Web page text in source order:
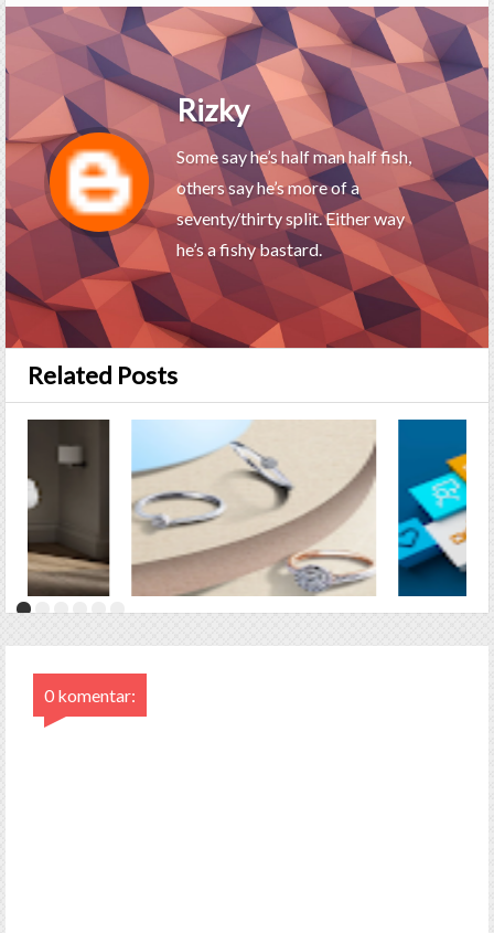
Rizky
Some say he’s half man half fish,
others say he’s more of a
seventy/thirty split. Either way
he’s a fishy bastard.
Related Posts
0 komentar: